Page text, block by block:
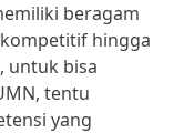
beragam
hingga
untuk bisa
tentu
yang